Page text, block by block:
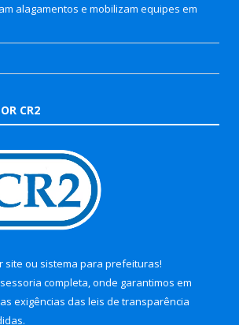
alagamentos e mobilizam equipes em
CR2
site ou sistema para prefeituras!
completa, onde garantimos em
exigências das leis de transparência